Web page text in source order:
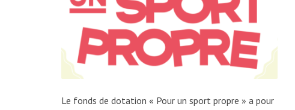
Le fonds de dotation « Pour un sport propre » a pour